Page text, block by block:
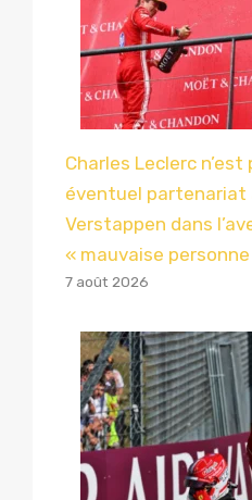
Charles Leclerc
éventuel partenariat
Verstappen dans
« mauvaise
7 août 2026